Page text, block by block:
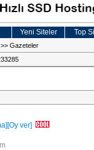
Yeni Siteler Top
>> Gazeteler
[Oy ver]